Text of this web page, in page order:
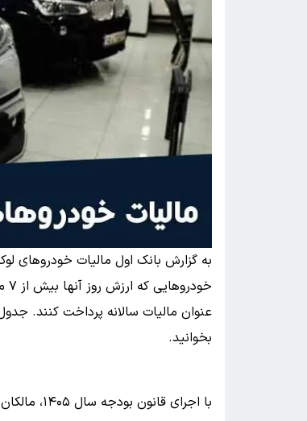
عنوان مالیات سالانه پرداخت کنند.
بخوانید.
با اجرای